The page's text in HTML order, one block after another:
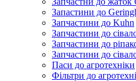
Запастини до
Запчастини до Kuhn
Запчастини до
Запчастини до
Запчастини до
Паси до агротехніки
Фільтри до